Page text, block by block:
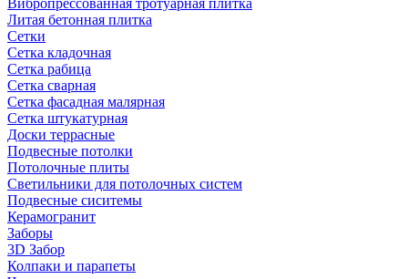
Вибропрессованная тротуарная плитка
Литая бетонная плитка
Сетки
Сетка кладочная
Сетка рабица
Сетка сварная
Сетка фасадная малярная
Сетка штукатурная
Доски террасные
Подвесные потолки
Потолочные плиты
Светильники для потолочных систем
Подвесные сиситемы
Керамогранит
Заборы
3D Забор
Колпаки и парапеты